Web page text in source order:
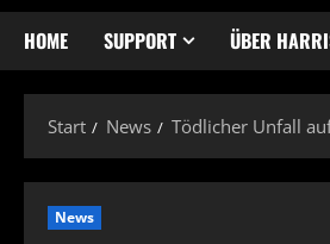
HOME SUPPORT ÜBER
Start News Tödlicher Unfall
News